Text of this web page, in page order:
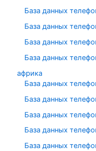
База данных
База данных
База данных
База данных
африка
База данных
База данных
База данных
База данных
База данных